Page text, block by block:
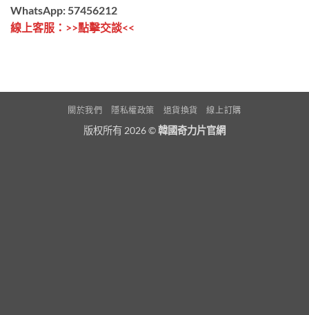
WhatsApp: 57456212
線上客服：>>點擊交談<<
關於我們 隱私權政策 退貨換貨 線上訂購
版权所有 2026 ©韓國奇力片官網